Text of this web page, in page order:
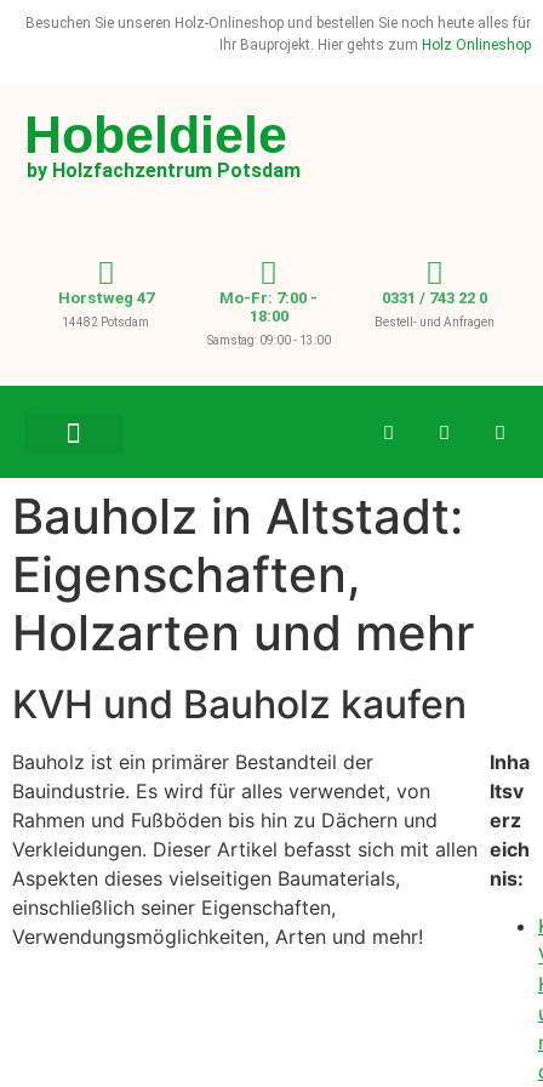
Besuchen Sie unseren Holz-Onlineshop und bestellen Sie noch heute alles für
Ihr Bauprojekt. Hier gehts zum Holz Onlineshop
Hobeldiele
by Holzfachzentrum Potsdam
Horstweg 47
14482 Potsdam
Mo-Fr: 7:00 -
18:00
Samstag: 09:00 - 13:00
0331 / 743 22 0
Bestell- und Anfragen
Bauholz in Altstadt:
Eigenschaften,
Holzarten und mehr
KVH und Bauholz kaufen
Bauholz ist ein primärer Bestandteil der
Bauindustrie. Es wird für alles verwendet, von
Rahmen und Fußböden bis hin zu Dächern und
Verkleidungen. Dieser Artikel befasst sich mit allen
Aspekten dieses vielseitigen Baumaterials,
einschließlich seiner Eigenschaften,
Verwendungsmöglichkeiten, Arten und mehr!
Inha
ltsv
erz
eich
nis: